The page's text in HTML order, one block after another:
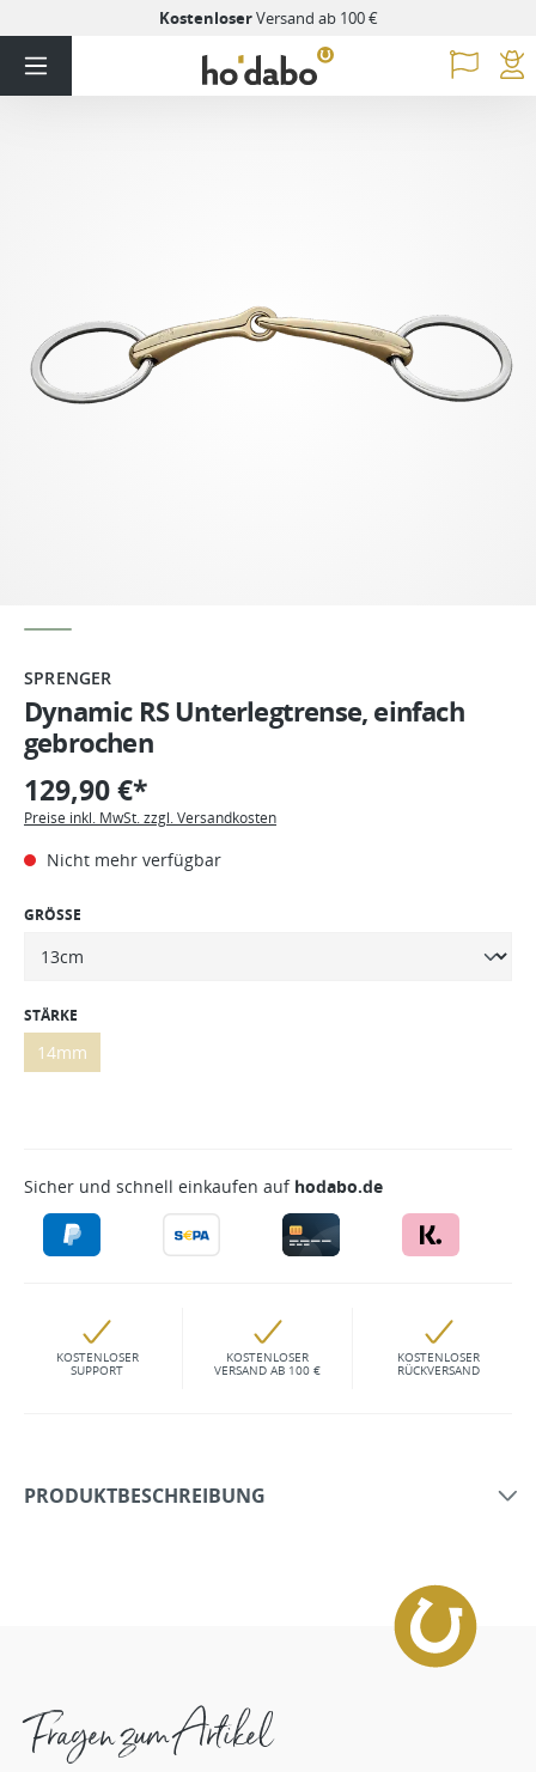
KostenloserVersand ab 100 €
SPRENGER
Dynamic RS Unterlegtrense, einfach
gebrochen
129,90 €*
Preise inkl. MwSt. zzgl. Versandkosten
Nicht mehr verfügbar
GRÖSSE
STÄRKE
14mm
Sicher und schnell einkaufen auf hodabo.de
KOSTENLOSER
SUPPORT
KOSTENLOSER
VERSAND AB 100 €
KOSTENLOSER
RÜCKVERSAND
PRODUKTBESCHREIBUNG
Fragen zum Artikel